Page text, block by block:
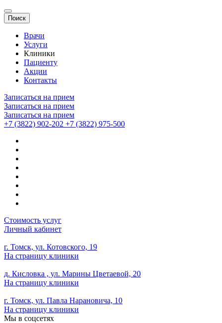
Поиск
Врачи
Услуги
Клиники
Пациенту
Акции
Контакты
Записаться на прием
Записаться на прием
Записаться на прием
+7 (3822) 902-202 +7 (3822) 975-500
Стоимость услуг
Личный кабинет
г. Томск, ул. Котовского, 19
На страницу клиники
д. Кисловка , ул. Марины Цветаевой, 20
На страницу клиники
г. Томск, ул. Павла Нарановича, 10
На страницу клиники
Мы в соцсетях